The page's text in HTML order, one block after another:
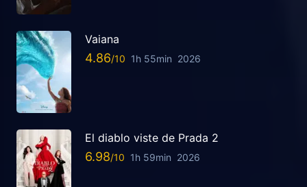
Vaiana
4.86 1h 55min 2026
El diablo viste de Prada 2
6.98 1h 59min 2026